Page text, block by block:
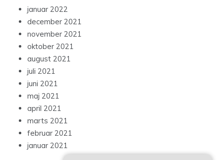
januar 2022
december 2021
november 2021
oktober 2021
august 2021
juli 2021
juni 2021
maj 2021
april 2021
marts 2021
februar 2021
januar 2021